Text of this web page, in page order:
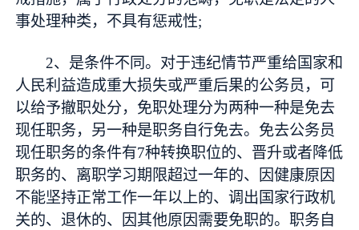
事处理种类，不具有惩戒性;
2、是条件不同。对于违纪情节严重给国家和
人民利益造成重大损失或严重后果的公务员，可
以给予撤职处分，免职处理分为两种一种是免去
现任职务，另一种是职务自行免去。免去公务员
现任职务的条件有7种转换职位的、晋升或者降低
职务的、离职学习期限超过一年的、因健康原因
不能坚持正常工作一年以上的、调出国家行政机
关的、退休的、因其他原因需要免职的。职务自